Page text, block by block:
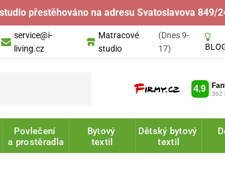
přestěhováno na adresu Svatoslavova 849/
service@i-
living.cz
Matracové
studio
(Dnes 9-
17)
Povlečení
a prostěradla
Bytový
textil
Dětský bytový
textil